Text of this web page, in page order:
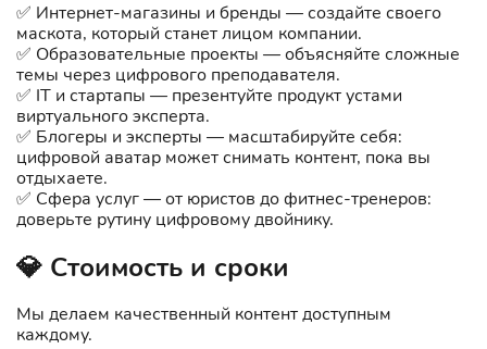
✅ Интернет-магазины и бренды — создайте своего
маскота, который станет лицом компании.
✅ Образовательные проекты — объясняйте сложные
темы через цифрового преподавателя.
✅ IT и стартапы — презентуйте продукт устами
виртуального эксперта.
✅ Блогеры и эксперты — масштабируйте себя:
цифровой аватар может снимать контент, пока вы
отдыхаете.
✅ Сфера услуг — от юристов до фитнес-тренеров:
доверьте рутину цифровому двойнику.
💎 Стоимость и сроки
Мы делаем качественный контент доступным
каждому.